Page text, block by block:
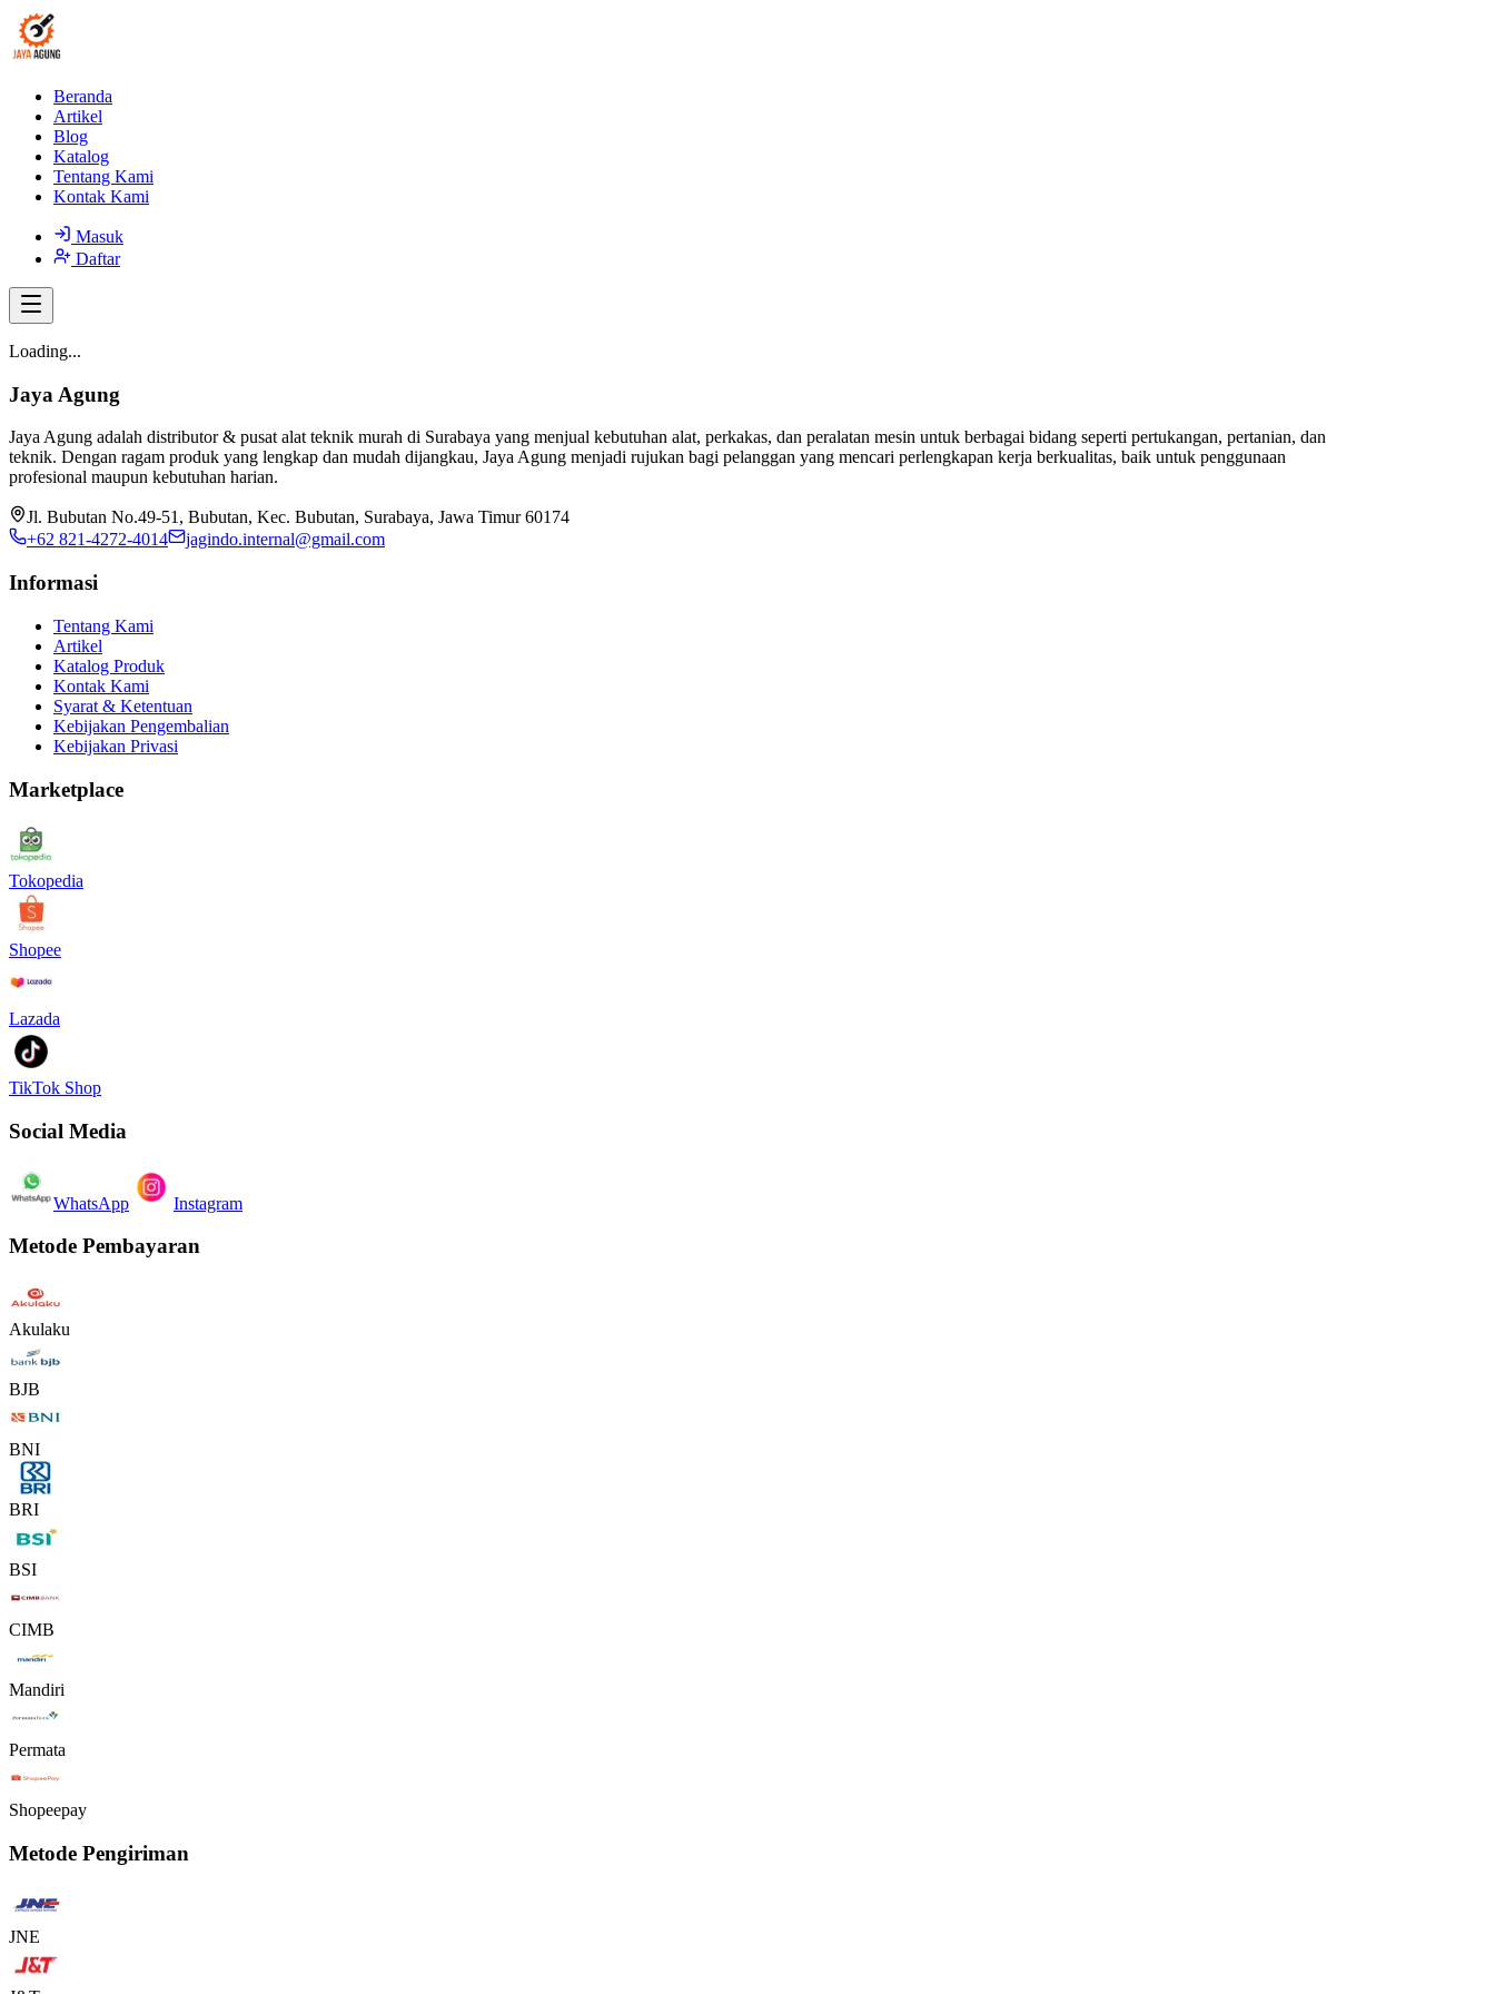
Beranda
Artikel
Blog
Katalog
Tentang Kami
Kontak Kami
Masuk
Daftar
Loading...
Jaya Agung
Jaya Agung adalah distributor & pusat alat teknik murah di Surabaya yang menjual kebutuhan alat, perkakas, dan peralatan mesin untuk berbagai bidang seperti pertukangan, pertanian, dan
teknik. Dengan ragam produk yang lengkap dan mudah dijangkau, Jaya Agung menjadi rujukan bagi pelanggan yang mencari perlengkapan kerja berkualitas, baik untuk penggunaan
profesional maupun kebutuhan harian.
Jl. Bubutan No.49-51, Bubutan, Kec. Bubutan, Surabaya, Jawa Timur 60174
+62 821-4272-4014
jagindo.internal@gmail.com
Informasi
Tentang Kami
Artikel
Katalog Produk
Kontak Kami
Syarat & Ketentuan
Kebijakan Pengembalian
Kebijakan Privasi
Marketplace
Tokopedia
Shopee
Lazada
TikTok Shop
Social Media
WhatsApp Instagram
Metode Pembayaran
Akulaku
BJB
BNI
BRI
BSI
CIMB
Mandiri
Permata
Shopeepay
Metode Pengiriman
JNE